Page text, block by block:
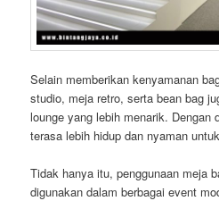
Selain memberikan kenyamanan
studio, meja retro, serta bean bag
lounge yang lebih menarik. Dengan
terasa lebih hidup dan nyaman
Tidak hanya itu, penggunaan meja
digunakan dalam berbagai event